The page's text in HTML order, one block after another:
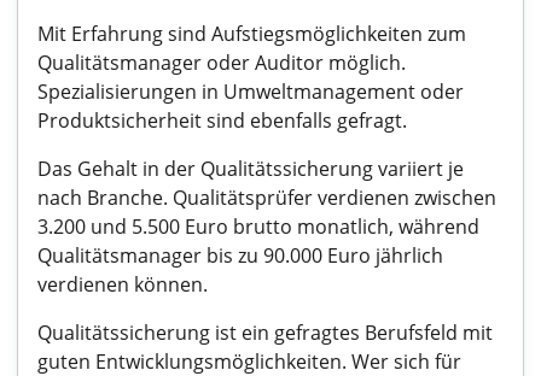
Mit Erfahrung sind Aufstiegsmöglichkeiten zum
Qualitätsmanager oder Auditor möglich.
Spezialisierungen in Umweltmanagement oder
Produktsicherheit sind ebenfalls gefragt.
Das Gehalt in der Qualitätssicherung variiert je
nach Branche. Qualitätsprüfer verdienen zwischen
3.200 und 5.500 Euro brutto monatlich, während
Qualitätsmanager bis zu 90.000 Euro jährlich
verdienen können.
Qualitätssicherung ist ein gefragtes Berufsfeld mit
guten Entwicklungsmöglichkeiten. Wer sich für